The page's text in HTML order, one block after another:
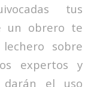
tus
un obrero te
sobre
expertos y
el uso